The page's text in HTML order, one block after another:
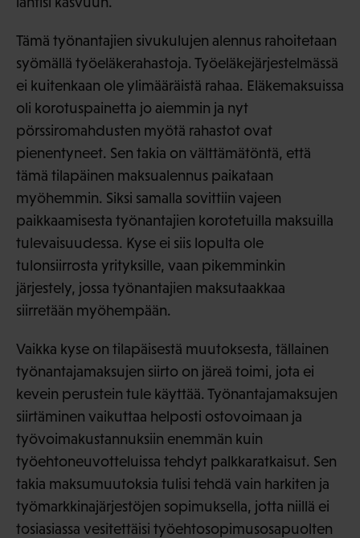
Tämä työnantajien sivukulujen alennus rahoitetaan
syömällä työeläkerahastoja. Työeläkejärjestelmässä
ei kuitenkaan ole ylimääräistä rahaa. Eläkemaksuissa
oli korotuspainetta jo aiemmin ja nyt
pörssiromahdusten myötä rahastot ovat
pienentyneet. Sen takia on välttämätöntä, että
tämä tilapäinen maksualennus paikataan
myöhemmin. Siksi samalla sovittiin vajeen
paikkaamisesta työnantajien korotetuilla maksuilla
tulevaisuudessa. Kyse ei siis lopulta ole
tulonsiirrosta yrityksille, vaan pikemminkin
järjestely, jossa työnantajien maksutaakkaa
siirretään myöhempään.
Vaikka kyse on tilapäisestä muutoksesta, tällainen
työnantajamaksujen siirto on järeä toimi, jota ei
kevein perustein tule käyttää. Työnantajamaksujen
siirtäminen vaikuttaa helposti ostovoimaan ja
työvoimakustannuksiin enemmän kuin
työehtoneuvotteluissa tehdyt palkkaratkaisut. Sen
takia maksumuutoksia tulisi tehdä vain harkiten ja
työmarkkinajärjestöjen sopimuksella, jotta niillä ei
tosiasiassa vesitettäisi työehtosopimusosapuolten